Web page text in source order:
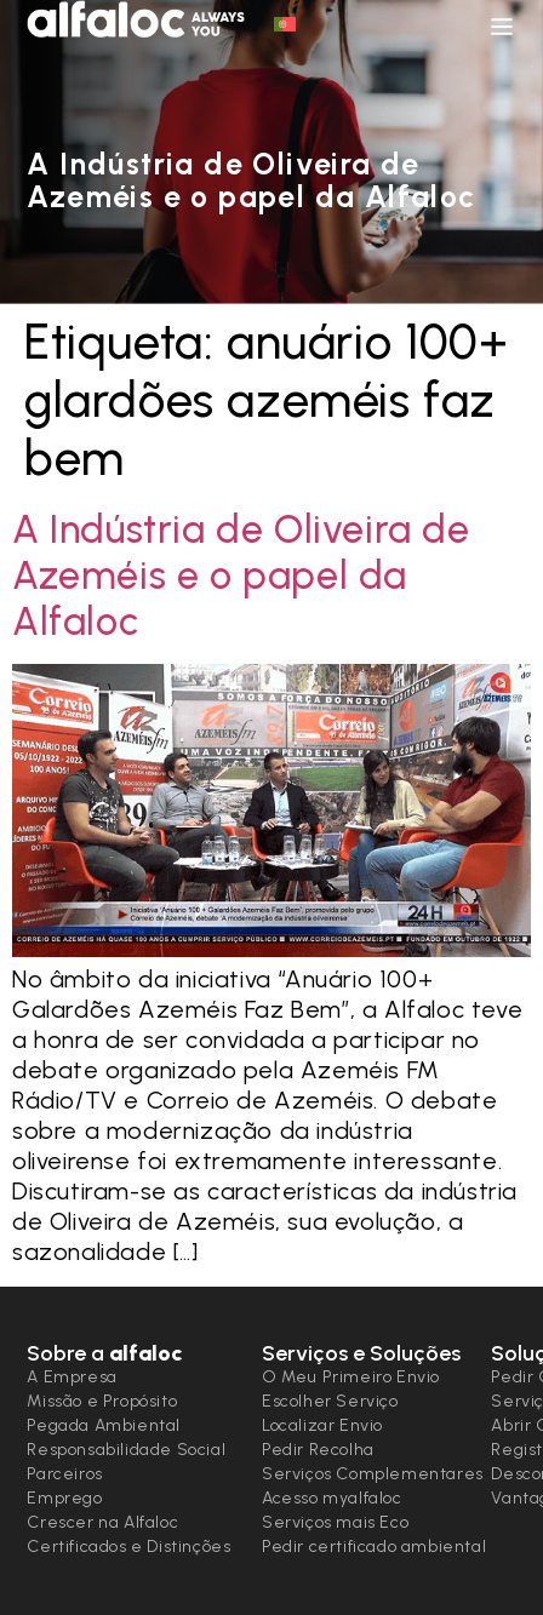
A Indústria de Oliveira de
Azeméis e o papel da Alfaloc
Etiqueta: anuário 100+
glardões azeméis faz
bem
A Indústria de Oliveira de
Azeméis e o papel da
Alfaloc
No âmbito da iniciativa “Anuário 100+
Galardões Azeméis Faz Bem”, a Alfaloc teve
a honra de ser convidada a participar no
debate organizado pela Azeméis FM
Rádio/TV e Correio de Azeméis. O debate
sobre a modernização da indústria
oliveirense foi extremamente interessante.
Discutiram-se as características da indústria
de Oliveira de Azeméis, sua evolução, a
sazonalidade […]
Sobre a alfaloc
A Empresa
Missão e Propósito
Pegada Ambiental
Responsabilidade Social
Parceiros
Emprego
Crescer na Alfaloc
Certificados e Distinções
Serviços e Soluções
O Meu Primeiro Envio
Escolher Serviço
Localizar Envio
Pedir Recolha
Serviços Complementares
Acesso myalfaloc
Serviços mais Eco
Pedir certificado ambiental
Pedir
Abrir